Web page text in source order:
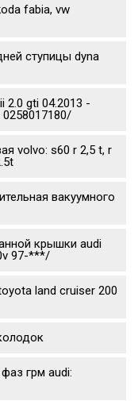
fabia, vw
ступицы dyna
2.0 gti 04.2013 -
volvo: s60 r 2,5 t, r
вакуумного
крышки audi
97-***/
land cruiser 200
грм audi: